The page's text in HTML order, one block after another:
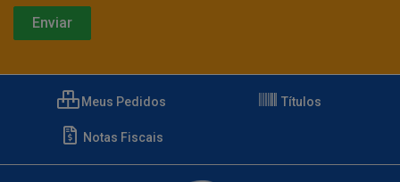
Meus Pedidos Títulos
Notas Fiscais